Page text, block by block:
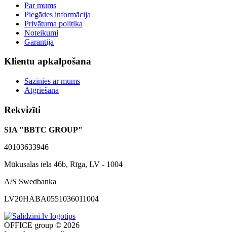
Par mums
Piegādes informācija
Privātuma politika
Noteikumi
Garantija
Klientu apkalpošana
Sazinies ar mums
Atgriešana
Rekvizīti
SIA "BBTC GROUP"
40103633946
Mūkusalas iela 46b, Rīga, LV - 1004
A/S Swedbanka
LV20HABA0551036011004
OFFICE group © 2026